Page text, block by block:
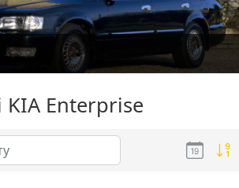
KIA Enterprise